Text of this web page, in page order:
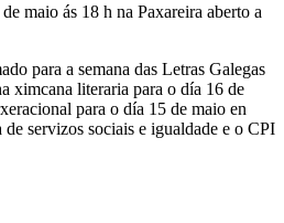
maio ás 18 h na Paxareira aberto a
para a semana das Letras Galegas
ximcana literaria para o día 16 de
para o día 15 de maio en
servizos sociais e igualdade e o CPI